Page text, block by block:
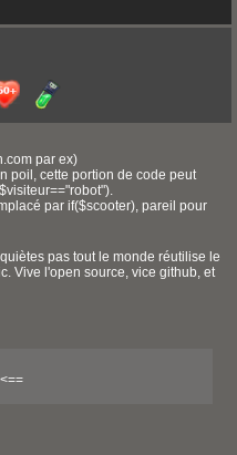
par ex)
poil, cette portion de code peut
par if($scooter), pareil pour
pas tout le monde réutilise le
Vive l'open source, vice github, et